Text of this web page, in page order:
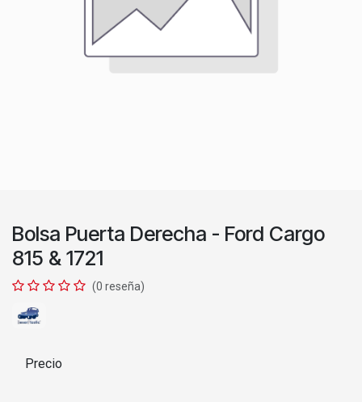
Bolsa Puerta Derecha - Ford Cargo
815 & 1721
(0 reseña)
Precio